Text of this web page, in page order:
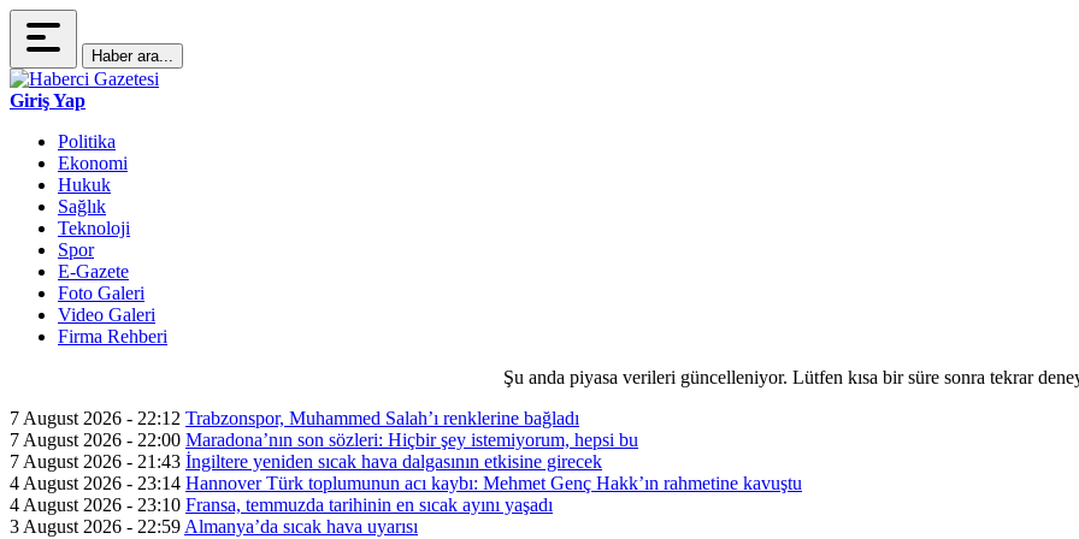
Haber ara...
Giriş Yap
Politika
Ekonomi
Hukuk
Sağlık
Teknoloji
Spor
E-Gazete
Foto Galeri
Video Galeri
Firma Rehberi
Şu anda piyasa verileri güncelleniyor. Lütfen kısa bir süre sonra tekrar
7 August 2026 - 22:12 Trabzonspor, Muhammed Salah’ı renklerine bağladı
7 August 2026 - 22:00 Maradona’nın son sözleri: Hiçbir şey istemiyorum, hepsi bu
7 August 2026 - 21:43 İngiltere yeniden sıcak hava dalgasının etkisine girecek
4 August 2026 - 23:14 Hannover Türk toplumunun acı kaybı: Mehmet Genç Hakk’ın rahmetine kavuştu
4 August 2026 - 23:10 Fransa, temmuzda tarihinin en sıcak ayını yaşadı
3 August 2026 - 22:59 Almanya’da sıcak hava uyarısı